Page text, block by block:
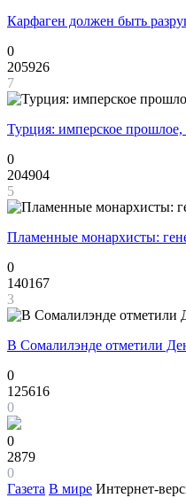
Карфаген должен быть
0
205926
7
Турция: имперское
0
204904
5
Пламенные монархисты:
0
140167
3
В Сомалилэнде отметили
0
125616
0
0
2879
0
Газета В мире Интернет-